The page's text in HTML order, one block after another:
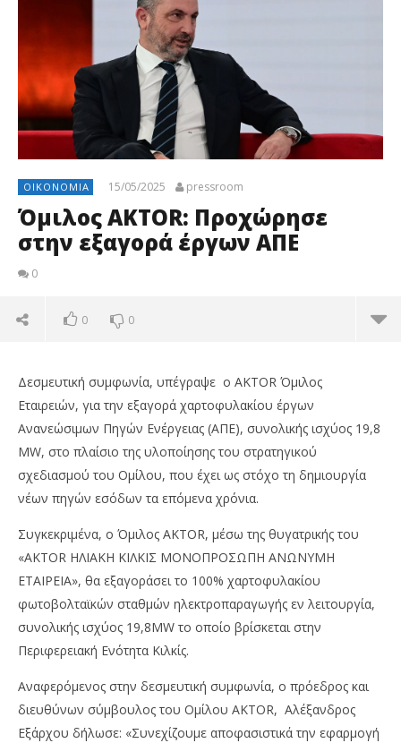
ΟΙΚΟΝΟΜΊΑ 15/05/2025 pressroom
Όμιλος AKTOR: Προχώρησε
στην εξαγορά έργων ΑΠΕ
0
0 0
NOW VIEWING
Όμιλος AKTOR: Προχώρησε στην εξαγορά έργων
pressroom
Δεσμευτική συμφωνία, υπέγραψε ο AKTOR Όμιλος
Εταιρειών, για την εξαγορά χαρτοφυλακίου έργων
Ανανεώσιμων Πηγών Ενέργειας (ΑΠΕ), συνολικής ισχύος 19,8
MW, στο πλαίσιο της υλοποίησης του στρατηγικού
σχεδιασμού του Ομίλου, που έχει ως στόχο τη δημιουργία
νέων πηγών εσόδων τα επόμενα χρόνια.
Συγκεκριμένα, ο Όμιλος AKTOR, μέσω της θυγατρικής του
«AKTOR ΗΛΙΑΚΗ ΚΙΛΚΙΣ ΜΟΝΟΠΡΟΣΩΠΗ ΑΝΩΝΥΜΗ
ΕΤΑΙΡΕΙΑ», θα εξαγοράσει το 100% χαρτοφυλακίου
φωτοβολταϊκών σταθμών ηλεκτροπαραγωγής εν λειτουργία,
συνολικής ισχύος 19,8ΜW το οποίο βρίσκεται στην
Περιφερειακή Ενότητα Κιλκίς.
Αναφερόμενος στην δεσμευτική συμφωνία, ο πρόεδρος και
διευθύνων σύμβουλος του Ομίλου AKTOR, Αλέξανδρος
Εξάρχου δήλωσε: «Συνεχίζουμε αποφασιστικά την εφαρμογή